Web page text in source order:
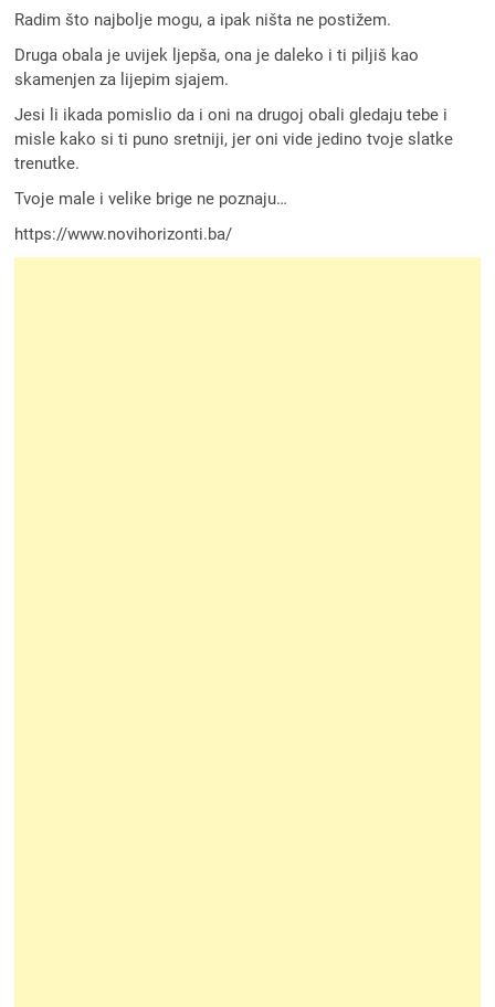
Radim što najbolje mogu, a ipak ništa ne postižem.
Druga obala je uvijek ljepša, ona je daleko i ti piljiš kao
skamenjen za lijepim sjajem.
Jesi li ikada pomislio da i oni na drugoj obali gledaju tebe i
misle kako si ti puno sretniji, jer oni vide jedino tvoje slatke
trenutke.
Tvoje male i velike brige ne poznaju…
https://www.novihorizonti.ba/